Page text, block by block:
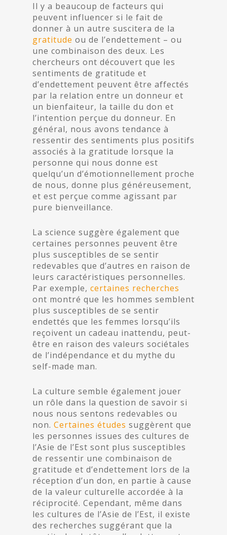
Il y a beaucoup de facteurs qui
peuvent influencer si le fait de
donner à un autre suscitera de la
gratitude ou de l’endettement – ou
une combinaison des deux. Les
chercheurs ont découvert que les
sentiments de gratitude et
d’endettement peuvent être affectés
par la relation entre un donneur et
un bienfaiteur, la taille du don et
l’intention perçue du donneur. En
général, nous avons tendance à
ressentir des sentiments plus positifs
associés à la gratitude lorsque la
personne qui nous donne est
quelqu’un d’émotionnellement proche
de nous, donne plus généreusement,
et est perçue comme agissant par
pure bienveillance.
La science suggère également que
certaines personnes peuvent être
plus susceptibles de se sentir
redevables que d’autres en raison de
leurs caractéristiques personnelles.
Par exemple, certaines recherches
ont montré que les hommes semblent
plus susceptibles de se sentir
endettés que les femmes lorsqu’ils
reçoivent un cadeau inattendu, peut-
être en raison des valeurs sociétales
de l’indépendance et du mythe du
self-made man.
La culture semble également jouer
un rôle dans la question de savoir si
nous nous sentons redevables ou
non. Certaines études suggèrent que
les personnes issues des cultures de
l’Asie de l’Est sont plus susceptibles
de ressentir une combinaison de
gratitude et d’endettement lors de la
réception d’un don, en partie à cause
de la valeur culturelle accordée à la
réciprocité. Cependant, même dans
les cultures de l’Asie de l’Est, il existe
des recherches suggérant que la